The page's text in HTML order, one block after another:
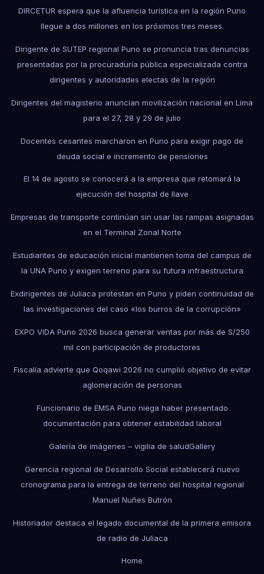
DIRCETUR espera que la afluencia turística en la región Puno
llegue a dos millones en los próximos tres meses.
Dirigente de SUTEP regional Puno se pronuncia tras denuncias
presentadas por la procuraduría pública especializada contra
dirigentes y autoridades electas de la región
Dirigentes del magisterio anuncian movilización nacional en Lima
para el 27, 28 y 29 de julio
Docentes cesantes marcharon en Puno para exigir pago de
deuda social e incremento de pensiones
El 14 de agosto se conocerá a la empresa que retomará la
ejecución del hospital de Ilave
Empresas de transporte continúan sin usar las rampas asignadas
en el Terminal Zonal Norte
Estudiantes de educación inicial mantienen toma del campus de
la UNA Puno y exigen terreno para su futura infraestructura
Exdirigentes de Juliaca protestan en Puno y piden continuidad de
las investigaciones del caso «los burros de la corrupción»
EXPO VIDA Puno 2026 busca generar ventas por más de S/250
mil con participación de productores
Fiscalía advierte que Qoqawi 2026 no cumplió objetivo de evitar
aglomeración de personas
Funcionario de EMSA Puno niega haber presentado
documentación para obtener estabilidad laboral
Galería de imágenes – vigilia de saludGallery
Gerencia regional de Desarrollo Social establecerá nuevo
cronograma para la entrega de terreno del hospital regional
Manuel Nuñes Butrón
Historiador destaca el legado documental de la primera emisora
de radio de Juliaca
Home